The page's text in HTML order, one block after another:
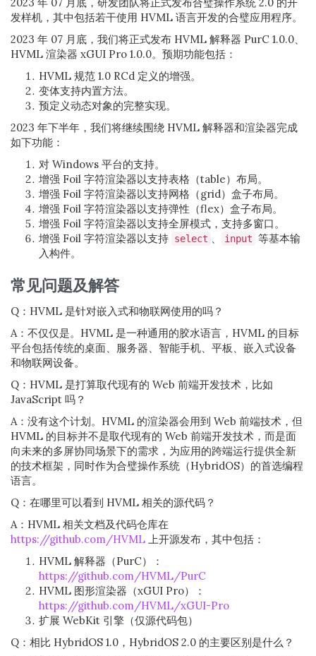
发样机，其中包括若干使用 HVML 语言开发的合璧应用程序。
2023 年 07 月底，我们将正式发布 HVML 解释器 PurC 1.0.0、
HVML 渲染器 xGUI Pro 1.0.0。预期功能包括：
HVML 规范 1.0 RCd 定义的增强。
变体支持内置方法。
预定义动态对象的完整实现。
2023 年下半年，我们将继续围绕 HVML 解释器和渲染器完成
如下功能：
对 Windows 平台的支持。
增强 Foil 字符渲染器以支持表格（table）布局。
增强 Foil 字符渲染器以支持网格（grid）盒子布局。
增强 Foil 字符渲染器以支持弹性（flex）盒子布局。
增强 Foil 字符渲染器以支持全屏模式，支持多窗口。
增强 Foil 字符渲染器以支持 select input 等基本输
入构件。
常见问题及解答
Q：HVML 是针对嵌入式和物联网使用的吗？
A：不仅仅是。HVML 是一种通用的胶水语言，HVML 的目标
平台包括传统的桌面、服务器、智能手机、平板、嵌入式设备
和物联网设备。
Q：HVML 是打算取代现有的 Web 前端开发技术，比如
JavaScript 吗？
A：没有这个计划。HVML 的渲染器会用到 Web 前端技术，但
HVML 的目标并不是取代现有的 Web 前端开发技术，而是面
向未来的多屏协同场景下的需求，为应用的跨端运行提供全新
的技术框架，同时作为合璧操作系统（HybridOS）的首选编程
语言。
Q：在哪里可以看到 HVML 相关的源代码？
A：HVML 相关文档及代码仓库在
https://github.com/HVML 上开源发布，其中包括：
HVML 解释器（PurC）：
https://github.com/HVML/PurC
HVML 图形渲染器（xGUI Pro）：
https://github.com/HVML/xGUI-Pro
扩展 WebKit 引擎（仅源代码包）
Q：相比 HybridOS 1.0，HybridOS 2.0 的主要区别是什么？